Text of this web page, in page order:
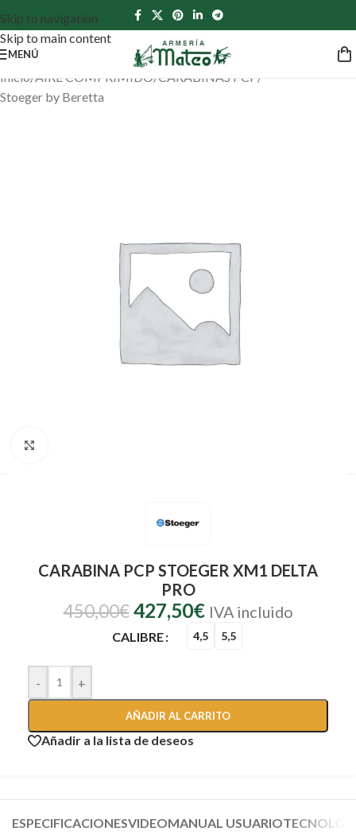
Skip to navigation
Skip to main content
MENÚ
Inicio/AIRE COMPRIMIDO/ CARABINAS PCP /
Stoeger by Beretta
CARABINA PCP STOEGER XM1 DELTA
PRO
450,00€ 427,50€ IVA incluido
CALIBRE 4,5 5,5
- +
AÑADIR AL CARRITO
Añadir a la lista de deseos
ESPECIFICACIONESVIDEOMANUAL USUARIO